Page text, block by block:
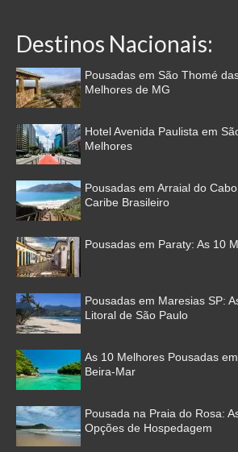
Destinos Nacionais:
Pousadas em São Thomé
Melhores de MG
Hotel Avenida Paulista em
Melhores
Pousadas em Arraial do
Caribe Brasileiro
Pousadas em Paraty: As 10
Pousadas em Maresias SP:
Litoral de São Paulo
As 10 Melhores Pousadas
Beira-Mar
Pousada na Praia do Rosa:
Opções de Hospedagem